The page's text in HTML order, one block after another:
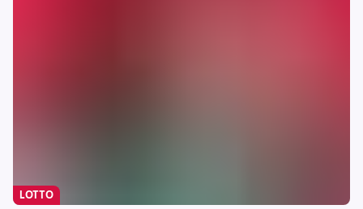
LOTTO